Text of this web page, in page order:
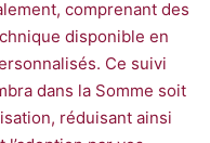
comprenant des
disponible en
Ce suivi
dans la Somme soit
réduisant ainsi